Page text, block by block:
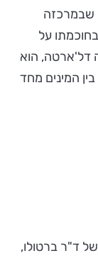
שבמרכזה
על
דל'ארטה, הוא
המינים מחד
ד"ר ברטולו,